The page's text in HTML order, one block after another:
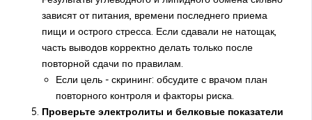
зависят от питания, времени последнего приема
пищи и острого стресса. Если сдавали не натощак,
часть выводов корректно делать только после
повторной сдачи по правилам.
Если цель - скрининг: обсудите с врачом план
повторного контроля и факторы риска.
Проверьте электролиты и белковые показатели